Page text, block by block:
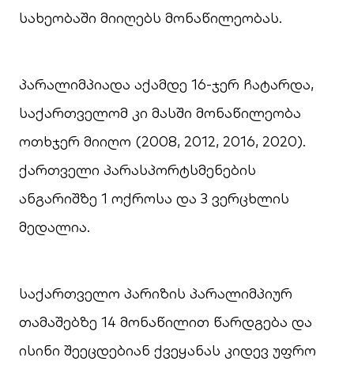
სახეობაში მიიღებს მონაწილეობას.
პარალიმპიადა აქამდე 16-ჯერ ჩატარდა,
საქართველომ კი მასში მონაწილეობა
ოთხჯერ მიიღო (2008, 2012, 2016, 2020).
ქართველი პარასპორტსმენების
ანგარიშზე 1 ოქროსა და 3 ვერცხლის
მედალია.
საქართველო პარიზის პარალიმპიურ
თამაშებზე 14 მონაწილით წარდგება და
ისინი შეეცდებიან ქვეყანას კიდევ უფრო